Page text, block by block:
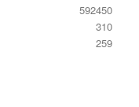
592450
310
259